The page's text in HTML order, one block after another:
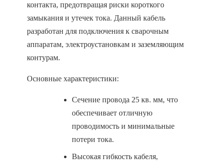
контакта, предотвращая риски короткого
замыкания и утечек тока. Данный кабель
разработан для подключения к сварочным
аппаратам, электроустановкам и заземляющим
контурам.
Основные характеристики:
Сечение провода 25 кв. мм, что
обеспечивает отличную
проводимость и минимальные
потери тока.
Высокая гибкость кабеля,